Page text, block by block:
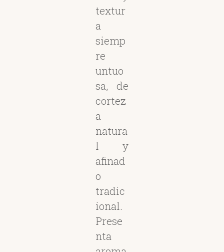
textur
a
siemp
re
untuo
sa, de
cortez
a
natura
l y
afinad
o
tradic
ional.
Prese
nta